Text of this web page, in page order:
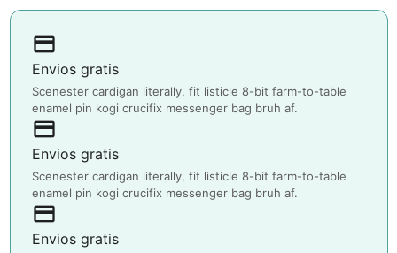
payment
Envios gratis
Scenester cardigan literally, fit listicle 8-bit farm-to-table
enamel pin kogi crucifix messenger bag bruh af.
payment
Envios gratis
Scenester cardigan literally, fit listicle 8-bit farm-to-table
enamel pin kogi crucifix messenger bag bruh af.
payment
Envios gratis